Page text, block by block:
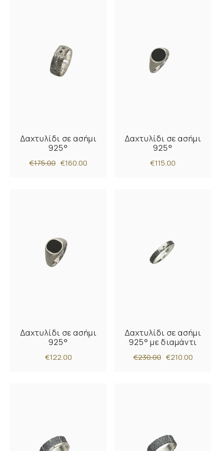
Δαχτυλίδι σε ασήμι
925°
€175.00 €160.00
Δαχτυλίδι σε ασήμι
925°
€115.00
Δαχτυλίδι σε ασήμι
925°
€122.00
Δαχτυλίδι σε ασήμι
925° με διαμάντι
€230.00 €210.00